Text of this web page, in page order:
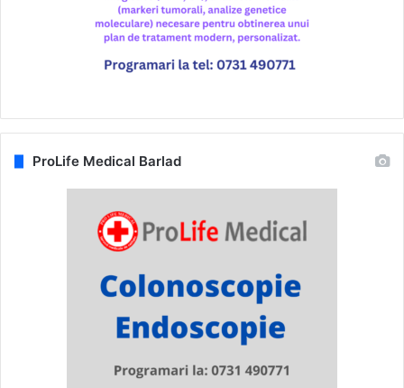
ProLife Medical Barlad